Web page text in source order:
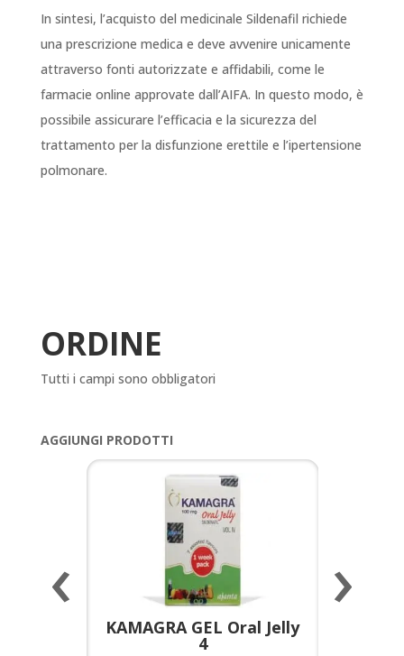
In sintesi, l’acquisto del medicinale Sildenafil richiede
una prescrizione medica e deve avvenire unicamente
attraverso fonti autorizzate e affidabili, come le
farmacie online approvate dall’AIFA. In questo modo, è
possibile assicurare l’efficacia e la sicurezza del
trattamento per la disfunzione erettile e l’ipertensione
polmonare.
ORDINE
Tutti i campi sono obbligatori
AGGIUNGI PRODOTTI
KAMAGRA GEL Oral Jelly
4
‹ ›